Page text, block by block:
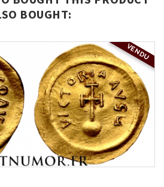
BOUGHT:
VENDU